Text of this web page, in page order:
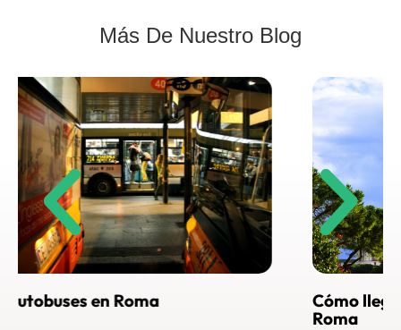
Más De Nuestro Blog
Cómo llegar al Vaticano desde
Visitar
EnRoma